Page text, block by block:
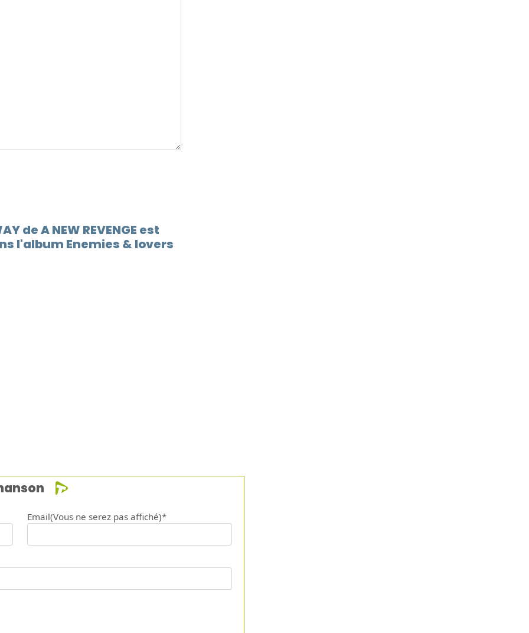
de A NEW REVENGE est
l'album Enemies & lovers
Email(Vous ne serez pas affiché)*